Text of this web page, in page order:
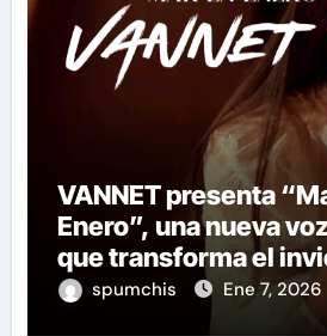
VANNET presenta
Enero”, una nueva
que transforma el
emoción
spumchis Ene 7, 2026